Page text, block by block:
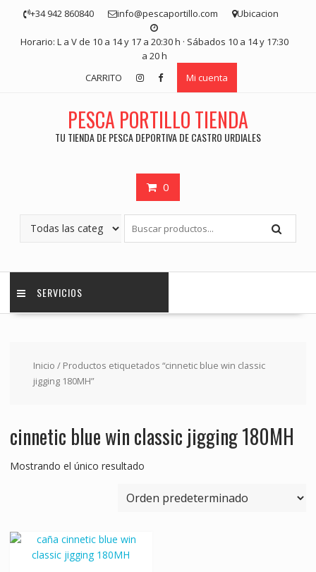
contenido
+34 942 860840 info@pescaportillo.com Ubicacion
Horario: L a V de 10 a 14 y 17 a 20:30 h · Sábados 10 a 14 y 17:30
a 20 h
CARRITO
Mi cuenta
PESCA PORTILLO TIENDA
TU TIENDA DE PESCA DEPORTIVA DE CASTRO URDIALES
0
SERVICIOS
Inicio / Productos etiquetados “cinnetic blue win classic
jigging 180MH”
cinnetic blue win classic jigging 180MH
Mostrando el único resultado